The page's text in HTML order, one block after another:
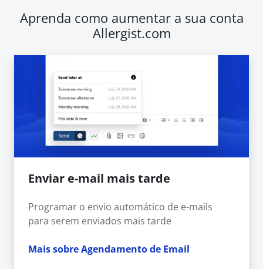
Aprenda como aumentar a sua conta
Allergist.com
Enviar e-mail mais tarde
Programar o envio automático de e-mails
para serem enviados mais tarde
Mais sobre Agendamento de Email